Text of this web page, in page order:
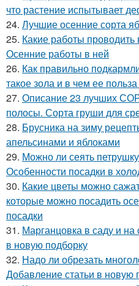
что растение испытывает
24. Лучшие осенние сорта
25. Какие работы
Осенние работы в ней
26. Как правильно
такое зола и в чем ее польза
27. Описание 23 лучших
полосы. Сорта груши для
28. Брусника на зиму
апельсинами и яблоками
29. Можно ли сеять
Особенности посадки в
30. Какие цветы можно
которые можно посадить
посадки
31. Марганцовка в саду и на
в новую подборку
32. Надо ли обрезать
Добавление статьи в новую